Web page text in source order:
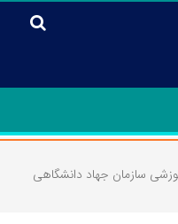
سازمان جهاد دانشگاهی